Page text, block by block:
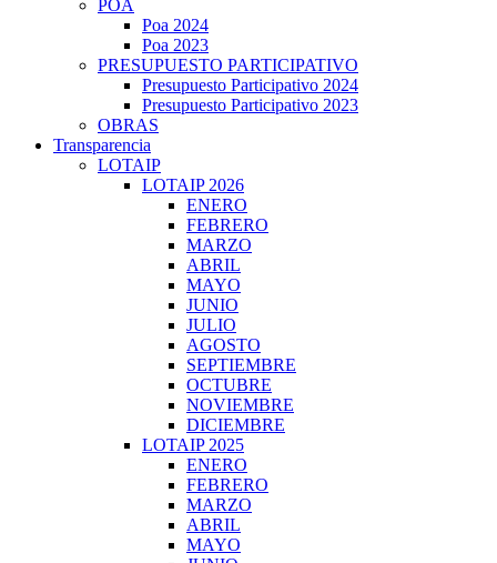
POA
Poa 2024
Poa 2023
PRESUPUESTO PARTICIPATIVO
Presupuesto Participativo 2024
Presupuesto Participativo 2023
OBRAS
Transparencia
LOTAIP
LOTAIP 2026
ENERO
FEBRERO
MARZO
ABRIL
MAYO
JUNIO
JULIO
AGOSTO
SEPTIEMBRE
OCTUBRE
NOVIEMBRE
DICIEMBRE
LOTAIP 2025
ENERO
FEBRERO
MARZO
ABRIL
MAYO